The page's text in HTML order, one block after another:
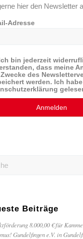
hier den Newsletter
Adresse
Ich bin jederzeit
dass meine
des
werden. Ich
Beiträge
8.000,00 € für
Gundelfingen e.V. in